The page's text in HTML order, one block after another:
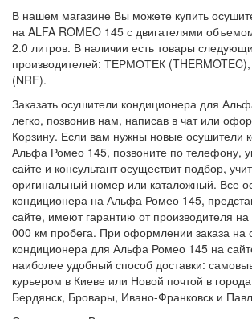
В нашем магазине Вы можете купить
на ALFA ROMEO 145 с двигателями
2.0 литров. В наличии есть товары
производителей: ТЕРМОТЕК
(NRF).
Заказать осушители кондиционера для
легко, позвонив нам, написав в чат или
Корзину. Если вам нужны новые осушители
Альфа Ромео 145, позвоните по телефону,
сайте и консультант осуществит подбор,
оригинальный номер или каталожный. Все
кондиционера на Альфа Ромео 145,
сайте, имеют гарантию от производителя
000 км пробега. При оформлении заказа на
кондиционера для Альфа Ромео 145 на
наиболее удобный способ доставки:
курьером в Киеве или Новой почтой в
Бердянск, Бровары, Ивано-Франковск и